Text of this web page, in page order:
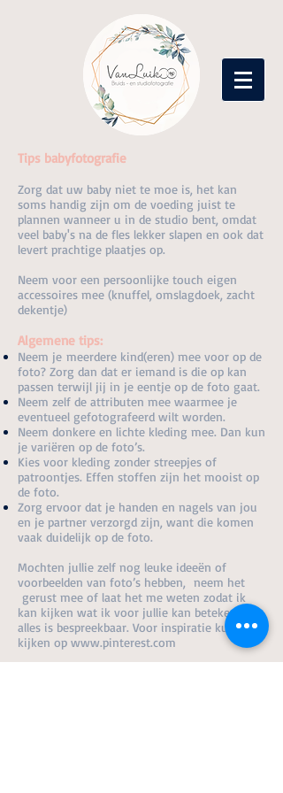
Tips babyfotografie
Zorg dat uw baby niet te moe is, het kan
soms handig zijn om de voeding juist te
plannen wanneer u in de studio bent, omdat
veel baby's na de fles lekker slapen en ook dat
levert prachtige plaatjes op.
Neem voor een persoonlijke touch eigen
accessoires mee (knuffel, omslagdoek, zacht
dekentje)
Algemene tips:
Neem je meerdere kind(eren) mee voor op de
foto? Zorg dan dat er iemand is die op kan
passen terwijl jij in je eentje op de foto gaat.
Neem zelf de attributen mee waarmee je
eventueel gefotografeerd wilt worden.
Neem donkere en lichte kleding mee. Dan kun
je variëren op de foto’s.
Kies voor kleding zonder streepjes of
patroontjes. Effen stoffen zijn het mooist op
de foto.
Zorg ervoor dat je handen en nagels van jou
en je partner verzorgd zijn, want die komen
vaak duidelijk op de foto.
Mochten jullie zelf nog leuke ideeën of
voorbeelden van foto’s hebben, neem het
gerust mee of laat het me weten zodat ik
kan kijken wat ik voor jullie kan betekenen,
alles is bespreekbaar. Voor inspiratie kun je
kijken op www.pinterest.com